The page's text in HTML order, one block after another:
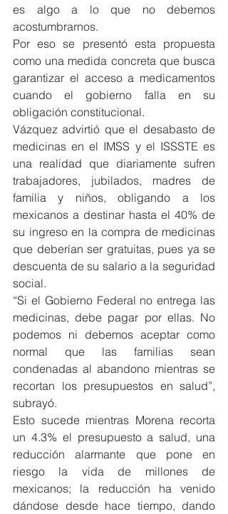
es algo a lo que no debemos
acostumbrarnos.
Por eso se presentó esta propuesta
como una medida concreta que busca
garantizar el acceso a medicamentos
cuando el gobierno falla en su
obligación constitucional.
Vázquez advirtió que el desabasto de
medicinas en el IMSS y el ISSSTE es
una realidad que diariamente sufren
trabajadores, jubilados, madres de
familia y niños, obligando a los
mexicanos a destinar hasta el 40% de
su ingreso en la compra de medicinas
que deberían ser gratuitas, pues ya se
descuenta de su salario a la seguridad
social.
“Si el Gobierno Federal no entrega las
medicinas, debe pagar por ellas. No
podemos ni debemos aceptar como
normal que las familias sean
condenadas al abandono mientras se
recortan los presupuestos en salud”,
subrayó.
Esto sucede mientras Morena recorta
un 4.3% el presupuesto a salud, una
reducción alarmante que pone en
riesgo la vida de millones de
mexicanos; la reducción ha venido
dándose desde hace tiempo, dando